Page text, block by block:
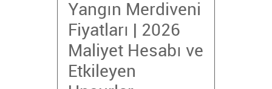
Yangın Merdiveni
Fiyatları | 2026
Maliyet Hesabı ve
Etkileyen